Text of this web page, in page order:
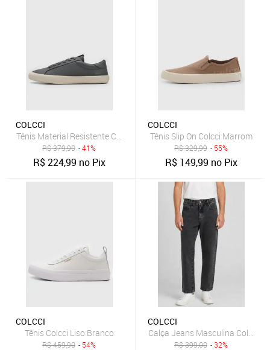
COLCCI
Tênis Material Resistente Colcci Logo Lateral Grafite
R$379,90 - 41%
R$224,99 no Pix
COLCCI
Tênis Slip On Colcci Marrom
R$329,99 - 55%
R$ 149,99 no Pix
COLCCI
Tênis Colcci Liso Branco
R$459,90 - 54%
COLCCI
Calça Jeans Masculina Colcci
R$399,00 - 32%